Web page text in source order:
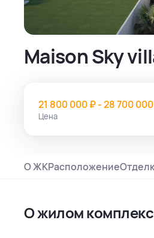
Maison Sky
Цена
21 800 000 ₽ - 28 700
О ЖКРасположение
О жилом